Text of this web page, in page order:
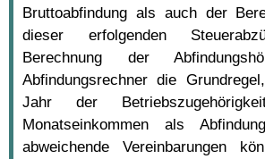
Bruttoabfindung als auch der
dieser erfolgenden
Berechnung der
Abfindungsrechner die
Jahr der
Monatseinkommen als
abweichende Vereinbarungen